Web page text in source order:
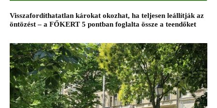
Visszafordíthatatlan károkat okozhat, ha teljesen leállítják az
öntözést – a FŐKERT 5 pontban foglalta össze a teendőket